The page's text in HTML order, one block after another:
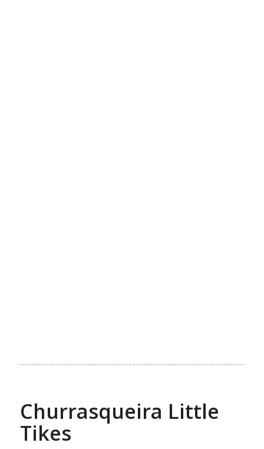
Churrasqueira Little
Tikes